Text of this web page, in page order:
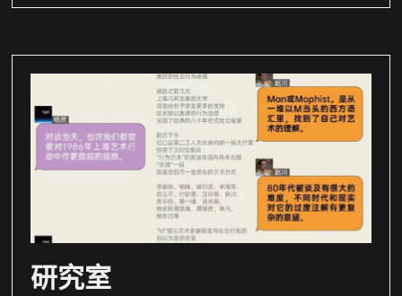
研究室